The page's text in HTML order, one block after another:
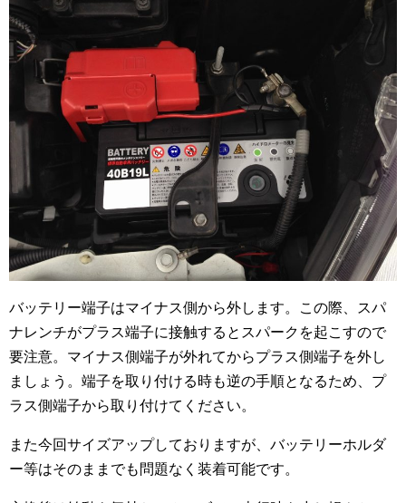
バッテリー端子はマイナス側から外します。この際、スパ
ナレンチがプラス端子に接触するとスパークを起こすので
要注意。マイナス側端子が外れてからプラス側端子を外し
ましょう。端子を取り付ける時も逆の手順となるため、プ
ラス側端子から取り付けてください。
また今回サイズアップしておりますが、バッテリーホルダ
ー等はそのままでも問題なく装着可能です。